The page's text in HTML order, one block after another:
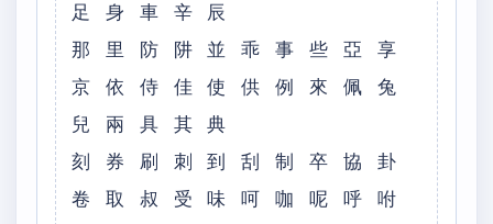
足 身 車 辛 辰
那 里 防 阱 並 乖 事 些 亞 享
京 依 侍 佳 使 供 例 來 佩 兔
兒 兩 具 其 典
刻 券 刷 刺 到 刮 制 卒 協 卦
卷 取 叔 受 味 呵 咖 呢 呼 咐